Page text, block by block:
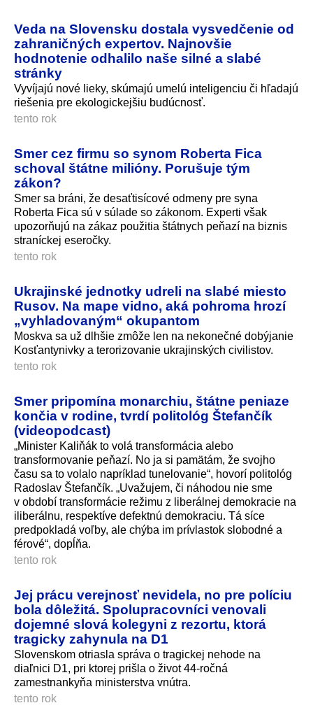
Veda na Slovensku dostala vysvedčenie od
zahraničných expertov. Najnovšie
hodnotenie odhalilo naše silné a slabé
stránky
Vyvíjajú nové lieky, skúmajú umelú inteligenciu či hľadajú
riešenia pre ekologickejšiu budúcnosť.
tento rok
Smer cez firmu so synom Roberta Fica
schoval štátne milióny. Porušuje tým
zákon?
Smer sa bráni, že desaťtisícové odmeny pre syna
Roberta Fica sú v súlade so zákonom. Experti však
upozorňujú na zákaz použitia štátnych peňazí na biznis
straníckej eseročky.
tento rok
Ukrajinské jednotky udreli na slabé miesto
Rusov. Na mape vidno, aká pohroma hrozí
„vyhladovaným“ okupantom
Moskva sa už dlhšie zmôže len na nekonečné dobýjanie
Kosťantynivky a terorizovanie ukrajinských civilistov.
tento rok
Smer pripomína monarchiu, štátne peniaze
končia v rodine, tvrdí politológ Štefančík
(videopodcast)
„Minister Kaliňák to volá transformácia alebo
transformovanie peňazí. No ja si pamätám, že svojho
času sa to volalo napríklad tunelovanie“, hovorí politológ
Radoslav Štefančík. „Uvažujem, či náhodou nie sme
v období transformácie režimu z liberálnej demokracie na
iliberálnu, respektíve defektnú demokraciu. Tá síce
predpokladá voľby, ale chýba im prívlastok slobodné a
férové“, dopĺňa.
tento rok
Jej prácu verejnosť nevidela, no pre políciu
bola dôležitá. Spolupracovníci venovali
dojemné slová kolegyni z rezortu, ktorá
tragicky zahynula na D1
Slovenskom otriasla správa o tragickej nehode na
diaľnici D1, pri ktorej prišla o život 44-ročná
zamestnankyňa ministerstva vnútra.
tento rok